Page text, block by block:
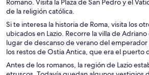
de la religión católica.
Si te interesa la historia de Roma, visita los
ubicados en Lazio. Recorre la villa de
lugar de descanso de verano del
los restos de Ostia Antica, que era el puerto
Antes de los romanos, la región de Lazio